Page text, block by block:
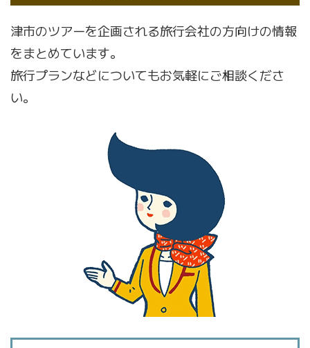
津市のツアーを企画される旅行会社の方向けの情報
をまとめています。
旅行プランなどについてもお気軽にご相談くださ
い。